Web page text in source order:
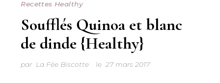
Recettes Healthy
Soufflés Quinoa et blanc
de dinde {Healthy}
par La Fée Biscotte le 27 mars 2017